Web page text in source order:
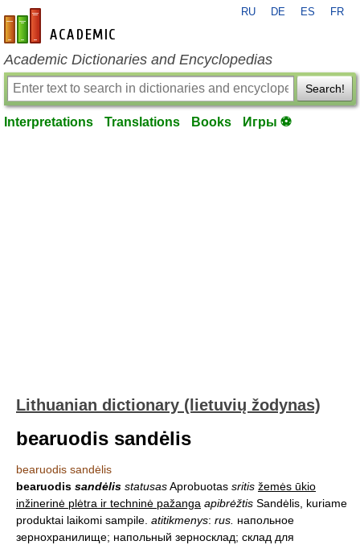
en-academic.com
RU DE ES FR
Academic Dictionaries and Encyclopedias
Search!
Interpretations Translations Books Игры ⚽
Lithuanian dictionary (lietuvių žodynas)
bearuodis sandėlis
bearuodis sandėlis
bearuodis sandėlis statusasAprobuotas sritis žemės ūkio
inžinerinė plėtra ir techninė pažanga apibrėžtis Sandėlis, kuriame
produktai laikomi sampile. atitikmenys: rus. напольное
зернохранилище; напольный зерносклад; склад для